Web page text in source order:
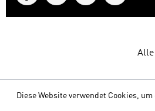
Alle
Diese Website verwendet Cookies,